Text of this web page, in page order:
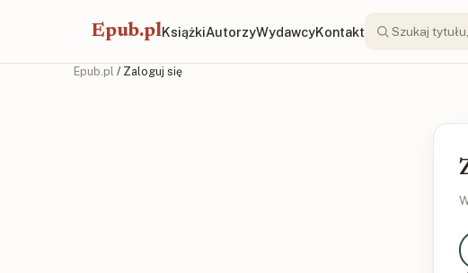
Epub.plKsiążkiAutorzyWydawcyKontakt
Epub.pl / Zaloguj się